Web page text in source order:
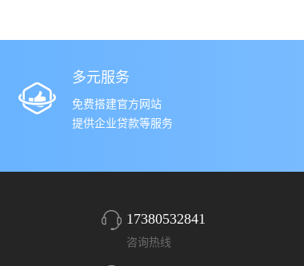
多元服务
免费搭建官方网站
提供企业贷款等服务
17380532841
咨询热线